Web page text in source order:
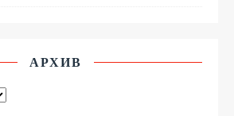
АРХИВ